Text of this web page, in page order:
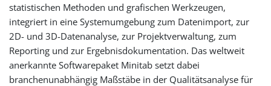
statistischen Methoden und grafischen Werkzeugen,
integriert in eine Systemumgebung zum Datenimport, zur
2D- und 3D-Datenanalyse, zur Projektverwaltung, zum
Reporting und zur Ergebnisdokumentation. Das weltweit
anerkannte Softwarepaket Minitab setzt dabei
branchenunabhängig Maßstäbe in der Qualitätsanalyse für